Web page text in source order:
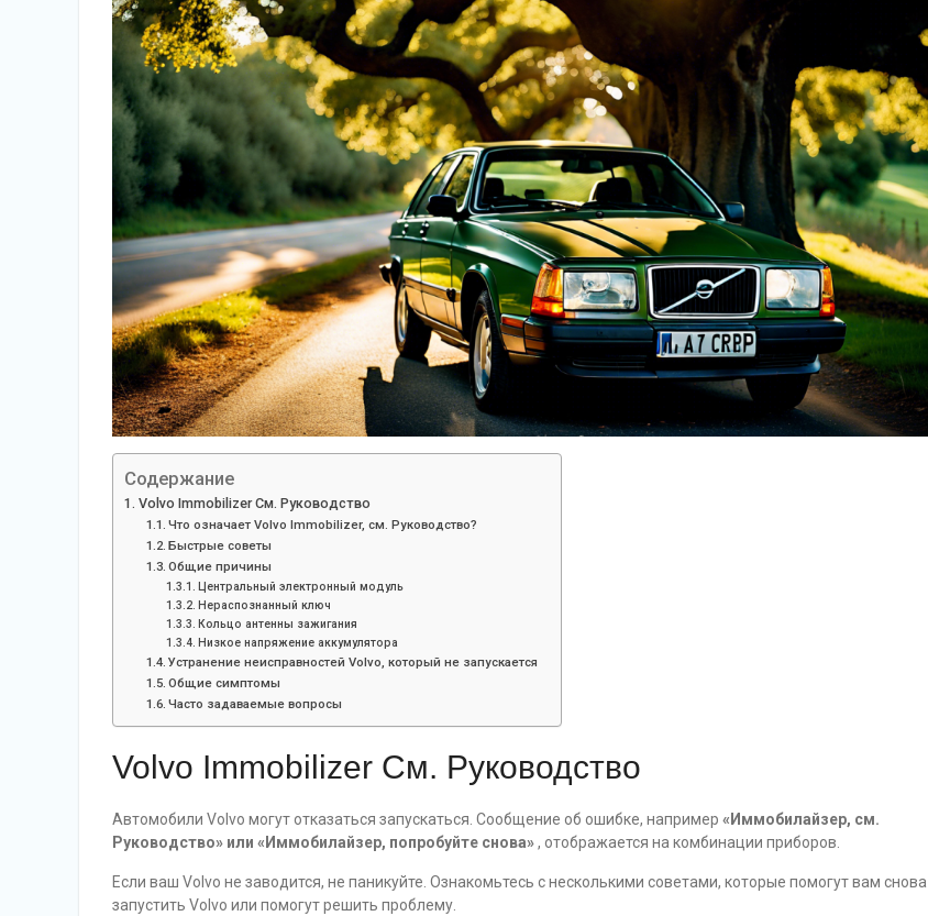
Содержание
Volvo Immobilizer См. Руководство
Что означает Volvo Immobilizer, см. Руководство?
Быстрые советы
Общие причины
Центральный электронный модуль
Нераспознанный ключ
Кольцо антенны зажигания
Низкое напряжение аккумулятора
Устранение неисправностей Volvo, который не запускается
Общие симптомы
Часто задаваемые вопросы
Volvo Immobilizer См. Руководство
Автомобили Volvo могут отказаться запускаться. Сообщение об ошибке, например «Иммобилайзер, см.
Руководство» или «Иммобилайзер, попробуйте снова», отображается на комбинации приборов.
Если ваш Volvo не заводится, не паникуйте. Ознакомьтесь с несколькими советами, которые помогут вам снова
запустить Volvo или помогут решить проблему.